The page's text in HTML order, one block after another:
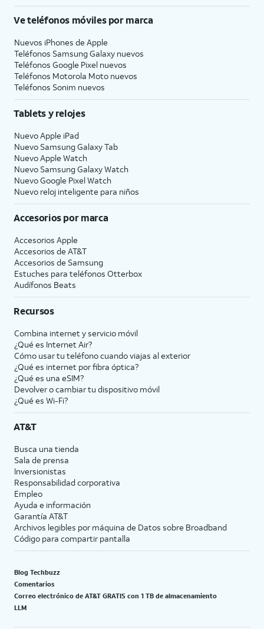
Ve teléfonos móviles por marca
Nuevos iPhones de Apple
Teléfonos Samsung Galaxy nuevos
Teléfonos Google Pixel nuevos
Teléfonos Motorola Moto nuevos
Teléfonos Sonim nuevos
Tablets y relojes
Nuevo Apple iPad
Nuevo Samsung Galaxy Tab
Nuevo Apple Watch
Nuevo Samsung Galaxy Watch
Nuevo Google Pixel Watch
Nuevo reloj inteligente para niños
Accesorios por marca
Accesorios Apple
Accesorios de AT&T
Accesorios de Samsung
Estuches para teléfonos Otterbox
Audífonos Beats
Recursos
Combina internet y servicio móvil
¿Qué es Internet Air?
Cómo usar tu teléfono cuando viajas al exterior
¿Qué es internet por fibra óptica?
¿Qué es una eSIM?
Devolver o cambiar tu dispositivo móvil
¿Qué es Wi-Fi?
AT&T
Busca una tienda
Sala de prensa
Inversionistas
Responsabilidad corporativa
Empleo
Ayuda e información
Garantía AT&T
Archivos legibles por máquina de Datos sobre Broadband
Código para compartir pantalla
Blog Techbuzz
Comentarios
Correo electrónico de AT&T GRATIS con 1 TB de almacenamiento
LLM